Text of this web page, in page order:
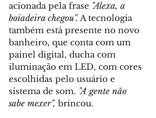
acionada pela frase "Alexa, a
boiadeira chegou". A tecnologia
também está presente no novo
banheiro, que conta com um
painel digital, ducha com
iluminação em LED, com cores
escolhidas pelo usuário e
sistema de som. "A gente não
sabe mexer", brincou.